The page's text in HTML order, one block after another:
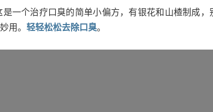
一个治疗口臭的简单小偏方，有银花和山楂制成，
用。 轻轻松松去除口臭。